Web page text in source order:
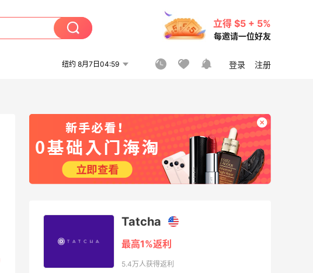
立得 $5 + 5%
每邀请一位好友
纽约 8月7日04:59 登录 注册
Tatcha
最高1%返利
5.4万人获得返利